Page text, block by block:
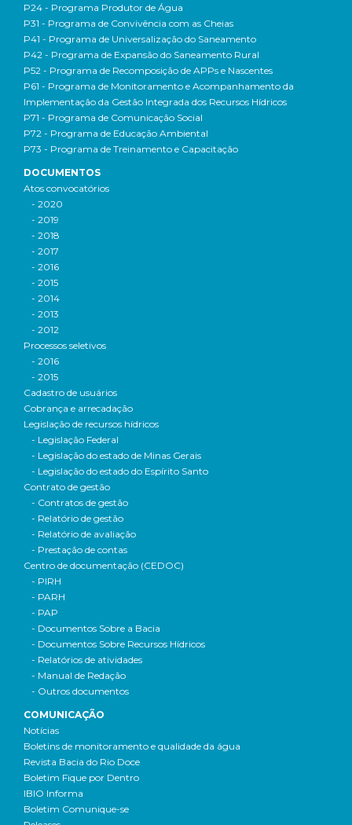
P24 - Programa Produtor de Água
P31 - Programa de Convivência com as Cheias
P41 - Programa de Universalização do Saneamento
P42 - Programa de Expansão do Saneamento Rural
P52 - Programa de Recomposição de APPs e Nascentes
P61 - Programa de Monitoramento e Acompanhamento da
Implementação da Gestão Integrada dos Recursos Hídricos
P71 - Programa de Comunicação Social
P72 - Programa de Educação Ambiental
P73 - Programa de Treinamento e Capacitação
DOCUMENTOS
Atos convocatórios
- 2020
- 2019
- 2018
- 2017
- 2016
- 2015
- 2014
- 2013
- 2012
Processos seletivos
- 2016
- 2015
Cadastro de usuários
Cobrança e arrecadação
Legislação de recursos hídricos
- Legislação Federal
- Legislação do estado de Minas Gerais
- Legislação do estado do Espírito Santo
Contrato de gestão
- Contratos de gestão
- Relatório de gestão
- Relatório de avaliação
- Prestação de contas
Centro de documentação (CEDOC)
- PIRH
- PARH
- PAP
- Documentos Sobre a Bacia
- Documentos Sobre Recursos Hídricos
- Relatórios de atividades
- Manual de Redação
- Outros documentos
COMUNICAÇÃO
Notícias
Boletins de monitoramento e qualidade da água
Revista Bacia do Rio Doce
Boletim Fique por Dentro
IBIO Informa
Boletim Comunique-se